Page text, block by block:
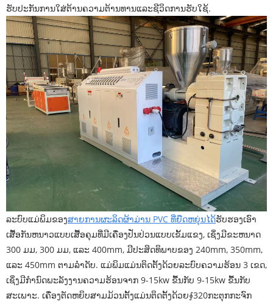
ຮັບປະກັນການໃສ່ຕ້ານຄວາມຕ້ານທານແລະຊີວິດການຮັບໃຊ້.
ລະບົບແມ່ພິມຂອງສາຍການຜະລິດຜ້າມ່ານ PVC ທີ່ຍືດຫຍຸ່ນໄດ້ຮັບຮອງເອົາ
ເສື້ອກັນຫນາວແບບເສື້ອຄຸມທີ່ມີເຄື່ອງປັ່ນປ່ວນແບບເຂັ້ມແຂງ, ເຊິ່ງມີຂະຫນາດ
300 ມມ, 300 ມມ, ແລະ 400mm, ມີປະສິດທິພາບຂອງ 240mm, 350mm,
ແລະ 450mm ຕາມລໍາດັບ. ແມ່ພິມແມ່ນຕິດຕັ້ງດ້ວຍລະບົບຄວາມຮ້ອນ 3 ເຂດ,
ເຊິ່ງມີກໍານົດພະລັງງານຄວາມຮ້ອນຈາກ 9-15kw ຂື້ນກັບ 9-15kw ຂື້ນກັບ
ສະເພາະ. ເຄື່ອງຕັດຫຍິບສາມມ້ວນຕັ້ງແມ່ນຕິດຕັ້ງດ້ວຍ∮320ກະຕຸກກະຈົກ